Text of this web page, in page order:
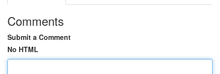
Comments
Submit a Comment
No HTML